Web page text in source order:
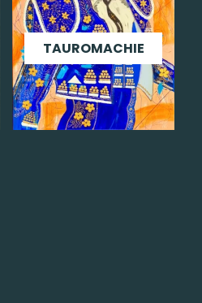
TAUROMACHIE